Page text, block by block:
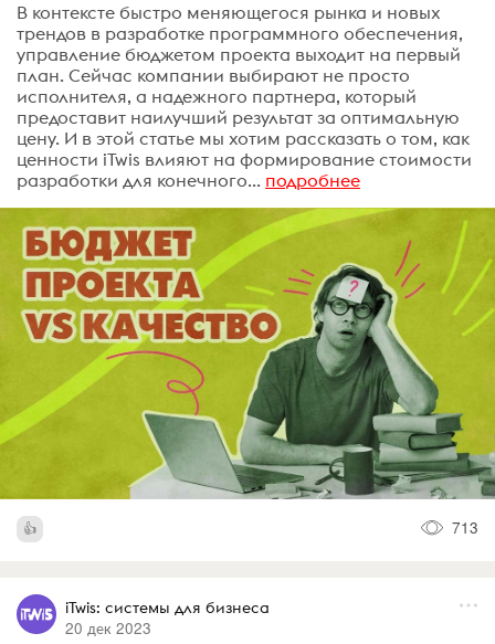
В контексте быстро меняющегося рынка и новых
трендов в разработке программного обеспечения,
управление бюджетом проекта выходит на первый
план. Сейчас компании выбирают не просто
исполнителя, а надежного партнера, который
предоставит наилучший результат за оптимальную
цену. И в этой статье мы хотим рассказать о том, как
ценности iTwis влияют на формирование стоимости
разработки для конечного... подробнее
713
iTwis: системы для бизнеса
20 дек 2023